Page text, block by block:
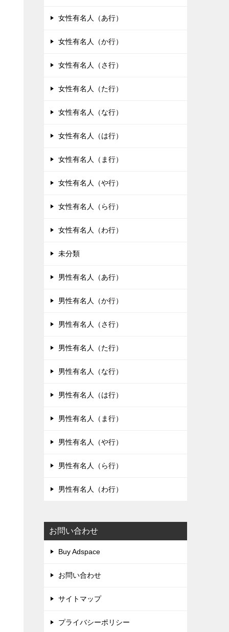
女性有名人（あ行）
女性有名人（か行）
女性有名人（さ行）
女性有名人（た行）
女性有名人（な行）
女性有名人（は行）
女性有名人（ま行）
女性有名人（や行）
女性有名人（ら行）
女性有名人（わ行）
未分類
男性有名人（あ行）
男性有名人（か行）
男性有名人（さ行）
男性有名人（た行）
男性有名人（な行）
男性有名人（は行）
男性有名人（ま行）
男性有名人（や行）
男性有名人（ら行）
男性有名人（わ行）
お問い合わせ
Buy Adspace
お問い合わせ
サイトマップ
プライバシーポリシー